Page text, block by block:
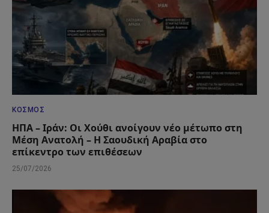
ΚΌΣΜΟΣ
ΗΠΑ – Ιράν: Οι Χούθι ανοίγουν νέο μέτωπο στη
Μέση Ανατολή – Η Σαουδική Αραβία στο
επίκεντρο των επιθέσεων
25/07/2026